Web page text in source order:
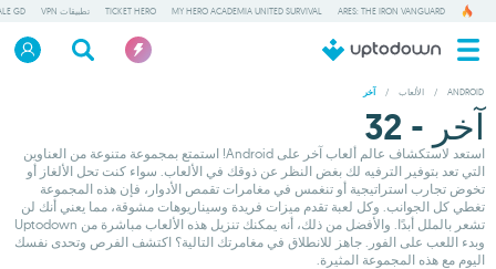
ARES: THE IRON VANGUARD
MY HERO ACADEMIA UNITED SURVIVAL
TICKET HERO تطبيقات VPN GD
ANDROID
/ الألعاب / آخر
آخر - 32
استعد لاستكشاف عالم ألعاب آخر على Android! استمتع بمجموعة متنوعة من العناوين
التي تعد بتوفير الترفيه لك بغض النظر عن ذوقك في الألعاب. سواء كنت تحل الألغاز أو
تخوض تجارب استراتيجية أو تنغمس في مغامرات تقمص الأدوار، فإن هذه المجموعة
تغطي كل الجوانب. وكل لعبة تقدم ميزات فريدة وسيناريوهات مشوقة، مما يعني أنك لن
تشعر بالملل أبدًا. والأفضل من ذلك، أنه يمكنك تنزيل هذه الألعاب مباشرة من Uptodown
وبدء اللعب على الفور. جاهز للانطلاق في مغامرتك التالية؟ اكتشف الفرص وتحدى نفسك
اليوم مع هذه المجموعة المثيرة.